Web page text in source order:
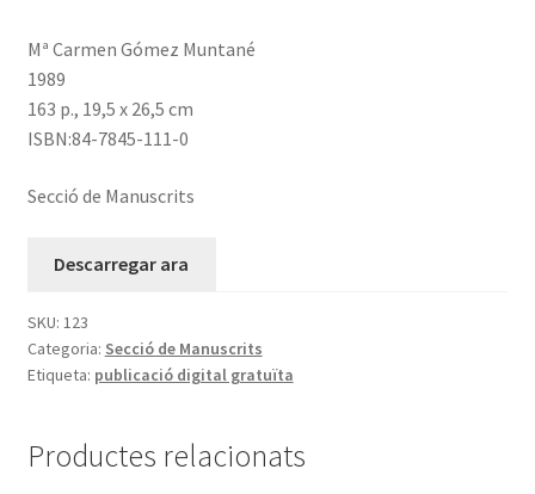
Mª Carmen Gómez Muntané
1989
163 p., 19,5 x 26,5 cm
ISBN:84-7845-111-0
Secció de Manuscrits
Descarregar ara
SKU: 123
Categoria: Secció de Manuscrits
Etiqueta: publicació digital gratuïta
Productes relacionats